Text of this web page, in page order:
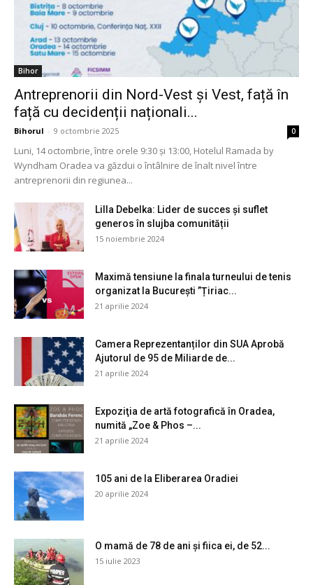
Bihor
Antreprenorii din Nord-Vest și Vest, față în
față cu decidenții naționali...
Bihorul - 9 octombrie 2025 0
Luni, 14 octombrie, între orele 9:30 și 13:00, Hotelul Ramada by
Wyndham Oradea va găzdui o întâlnire de înalt nivel între
antreprenorii din regiunea...
Lilla Debelka: Lider de succes și suflet
generos în slujba comunității
15 noiembrie 2024
Maximă tensiune la finala turneului de tenis
organizat la București ”Țiriac...
21 aprilie 2024
Camera Reprezentanților din SUA Aprobă
Ajutorul de 95 de Miliarde de...
21 aprilie 2024
Expoziţia de artă fotografică în Oradea,
numită „Zoe & Phos –...
21 aprilie 2024
105 ani de la Eliberarea Oradiei
20 aprilie 2024
O mamă de 78 de ani și fiica ei, de 52...
15 iulie 2023